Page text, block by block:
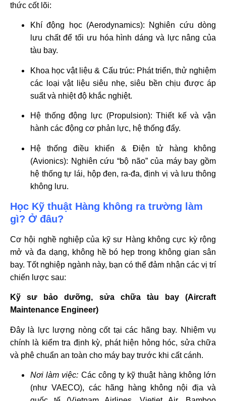
thức cốt lõi:
Khí động học (Aerodynamics): Nghiên cứu dòng
lưu chất để tối ưu hóa hình dáng và lực nâng của
tàu bay.
Khoa học vật liệu & Cấu trúc: Phát triển, thử nghiệm
các loại vật liệu siêu nhẹ, siêu bền chịu được áp
suất và nhiệt độ khắc nghiệt.
Hệ thống động lực (Propulsion): Thiết kế và vận
hành các động cơ phản lực, hệ thống đẩy.
Hệ thống điều khiển & Điện tử hàng không
(Avionics): Nghiên cứu “bộ não” của máy bay gồm
hệ thống tự lái, hộp đen, ra-đa, định vị và lưu thông
không lưu.
Học Kỹ thuật Hàng không ra trường làm
gì? Ở đâu?
Cơ hội nghề nghiệp của kỹ sư Hàng không cực kỳ rộng
mở và đa dạng, không hề bó hẹp trong không gian sân
bay. Tốt nghiệp ngành này, bạn có thể đảm nhận các vị trí
chiến lược sau:
Kỹ sư bảo dưỡng, sửa chữa tàu bay (Aircraft
Maintenance Engineer)
Đây là lực lượng nòng cốt tại các hãng bay. Nhiệm vụ
chính là kiểm tra định kỳ, phát hiện hỏng hóc, sửa chữa
và phê chuẩn an toàn cho máy bay trước khi cất cánh.
Nơi làm việc: Các công ty kỹ thuật hàng không lớn
(như VAECO), các hãng hàng không nội địa và